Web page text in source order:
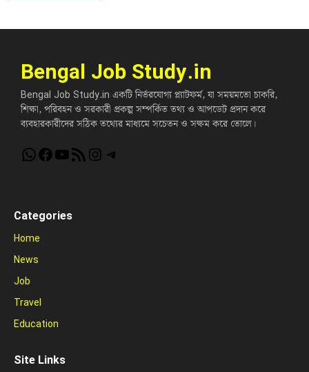
Bengal Job Study.in
Bengal Job Study.in একটি নির্ভরযোগ্য প্ল্যাটফর্ম, যা সময়মতো চাকরি,
শিক্ষা, পরিবহন ও সরকারী প্রকল্প সম্পর্কিত তথ্য ও আপডেট প্রদান করে
ব্যবহারকারীদের সঠিক তথ্যের মাধ্যমে সচেতন ও সক্ষম করে তোলে।
WhatsApp
Facebook
YouTube
RSS FeedInstagram
Telegram
Categories
Home
News
Job
Travel
Education
Site Links